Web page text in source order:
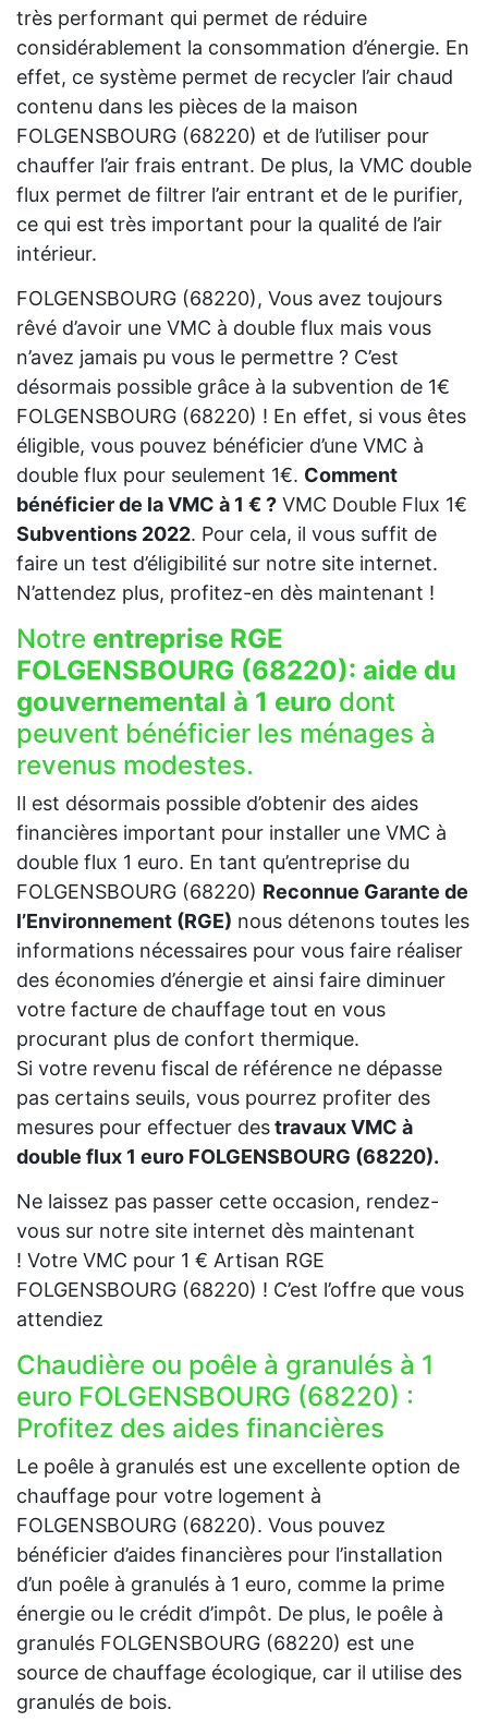
très performant qui permet de réduire
considérablement la consommation d’énergie. En
effet, ce système permet de recycler l’air chaud
contenu dans les pièces de la maison
FOLGENSBOURG (68220) et de l’utiliser pour
chauffer l’air frais entrant. De plus, la VMC double
flux permet de filtrer l’air entrant et de le purifier,
ce qui est très important pour la qualité de l’air
intérieur.
FOLGENSBOURG (68220), Vous avez toujours
rêvé d’avoir une VMC à double flux mais vous
n’avez jamais pu vous le permettre ? C’est
désormais possible grâce à la subvention de 1€
FOLGENSBOURG (68220) ! En effet, si vous êtes
éligible, vous pouvez bénéficier d’une VMC à
double flux pour seulement 1€. Comment
bénéficier de la VMC à 1 € ? VMC Double Flux 1€
Subventions 2022. Pour cela, il vous suffit de
faire un test d’éligibilité sur notre site internet.
N’attendez plus, profitez-en dès maintenant !
Notre entreprise RGE
FOLGENSBOURG (68220): aide du
gouvernemental à 1 euro dont
peuvent bénéficier les ménages à
revenus modestes.
Il est désormais possible d’obtenir des aides
financières important pour installer une VMC à
double flux 1 euro. En tant qu’entreprise du
FOLGENSBOURG (68220) Reconnue Garante de
l’Environnement (RGE) nous détenons toutes les
informations nécessaires pour vous faire réaliser
des économies d’énergie et ainsi faire diminuer
votre facture de chauffage tout en vous
procurant plus de confort thermique.
Si votre revenu fiscal de référence ne dépasse
pas certains seuils, vous pourrez profiter des
mesures pour effectuer destravaux VMC à
double flux 1 euro FOLGENSBOURG (68220).
Ne laissez pas passer cette occasion, rendez-
vous sur notre site internet dès maintenant
! Votre VMC pour 1 € Artisan RGE
FOLGENSBOURG (68220) ! C’est l’offre que vous
attendiez
Chaudière ou poêle à granulés à 1
euro FOLGENSBOURG (68220) :
Profitez des aides financières
Le poêle à granulés est une excellente option de
chauffage pour votre logement à
FOLGENSBOURG (68220). Vous pouvez
bénéficier d’aides financières pour l’installation
d’un poêle à granulés à 1 euro, comme la prime
énergie ou le crédit d’impôt. De plus, le poêle à
granulés FOLGENSBOURG (68220) est une
source de chauffage écologique, car il utilise des
granulés de bois.